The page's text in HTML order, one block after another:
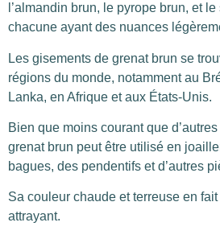
l’almandin brun, le pyrope brun, et
chacune ayant des nuances
Les gisements de grenat brun se
régions du monde, notamment au
Lanka, en Afrique et aux États-Unis.
Bien que moins courant que
grenat brun peut être utilisé en
bagues, des pendentifs et d’autres
Sa couleur chaude et terreuse en
attrayant.